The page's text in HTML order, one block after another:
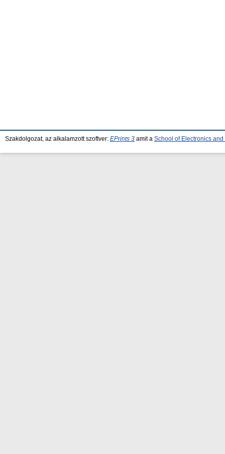
Szakdolgozat, az alkalamzott szoftver: EPrints 3 amit a School of Electronics